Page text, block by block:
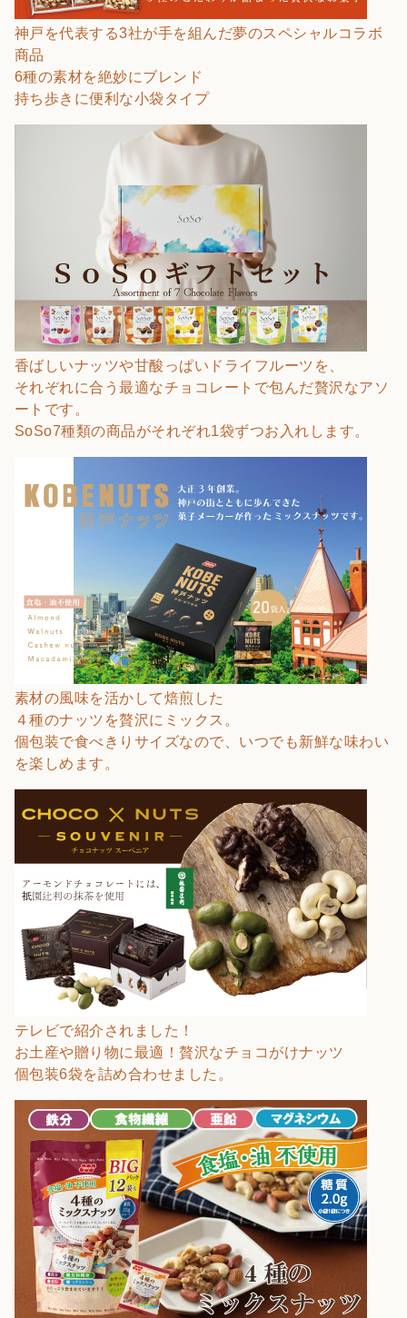
神戸を代表する3社が手を組んだ夢のスペシャルコラボ
商品
6種の素材を絶妙にブレンド
持ち歩きに便利な小袋タイプ
香ばしいナッツや甘酸っぱいドライフルーツを、
それぞれに合う最適なチョコレートで包んだ贅沢なアソ
ートです。
SoSo7種類の商品がそれぞれ1袋ずつお入れします。
素材の風味を活かして焙煎した
４種のナッツを贅沢にミックス。
個包装で食べきりサイズなので、いつでも新鮮な味わい
を楽しめます。
テレビで紹介されました！
お土産や贈り物に最適！贅沢なチョコがけナッツ
個包装6袋を詰め合わせました。